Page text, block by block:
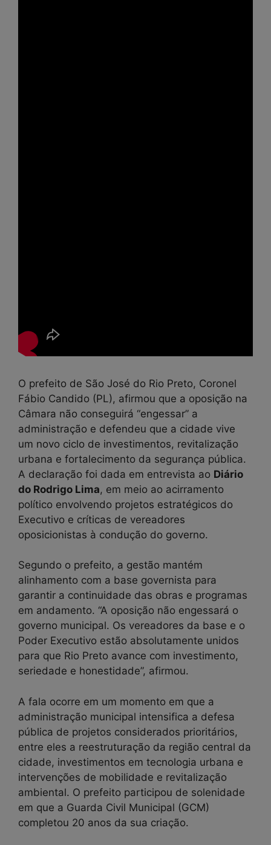
O prefeito de São José do Rio Preto, Coronel
Fábio Candido (PL), afirmou que a oposição na
Câmara não conseguirá “engessar” a
administração e defendeu que a cidade vive
um novo ciclo de investimentos, revitalização
urbana e fortalecimento da segurança pública.
A declaração foi dada em entrevista ao Diário
do Rodrigo Lima, em meio ao acirramento
político envolvendo projetos estratégicos do
Executivo e críticas de vereadores
oposicionistas à condução do governo.
Segundo o prefeito, a gestão mantém
alinhamento com a base governista para
garantir a continuidade das obras e programas
em andamento. “A oposição não engessará o
governo municipal. Os vereadores da base e o
Poder Executivo estão absolutamente unidos
para que Rio Preto avance com investimento,
seriedade e honestidade”, afirmou.
A fala ocorre em um momento em que a
administração municipal intensifica a defesa
pública de projetos considerados prioritários,
entre eles a reestruturação da região central da
cidade, investimentos em tecnologia urbana e
intervenções de mobilidade e revitalização
ambiental. O prefeito participou de solenidade
em que a Guarda Civil Municipal (GCM)
completou 20 anos da sua criação.